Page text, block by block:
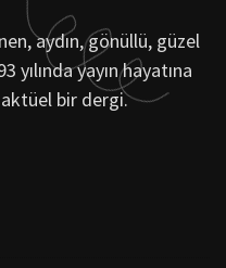
aydın, gönüllü, güzel
yayın hayatına
aktüel bir dergi.